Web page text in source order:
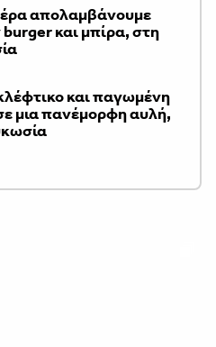
απολαμβάνουμε
και μπίρα, στη
και παγωμένη
μια πανέμορφη αυλή,